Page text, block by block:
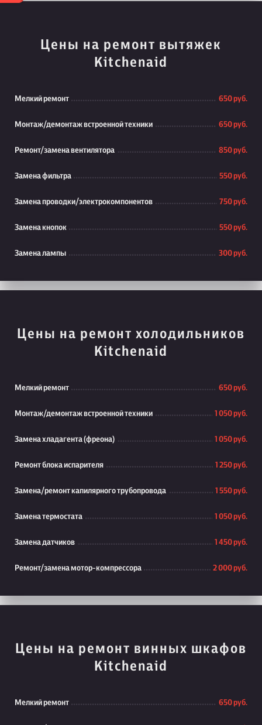
Цены на ремонт вытяжек
Kitchenaid
Мелкий ремонт 650 руб.
Монтаж/демонтаж встроенной техники 650 руб.
Ремонт/замена вентилятора 850 руб.
Замена фильтра 550 руб.
Замена проводки/электрокомпонентов 750 руб.
Замена кнопок 550 руб.
Замена лампы 300 руб.
Цены на ремонт холодильников
Kitchenaid
Мелкий ремонт 650 руб.
Монтаж/демонтаж встроенной техники 1 050 руб.
Замена хладагента (фреона) 1 050 руб.
Ремонт блока испарителя 1 250 руб.
Замена/ремонт капилярного трубопровода 1 550 руб.
Замена термостата 1 050 руб.
Замена датчиков 1 450 руб.
Ремонт/замена мотор-компрессора 2 000 руб.
Цены на ремонт винных шкафов
Kitchenaid
Мелкий ремонт 650 руб.